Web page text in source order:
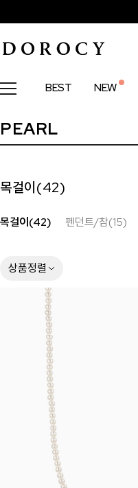
BEST NEW
PEARL
목걸이(42)
목걸이(42) 펜던트/참(15)
상품정렬